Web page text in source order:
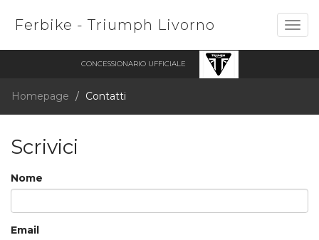
Ferbike - Triumph Livorno
CONCESSIONARIO UFFICIALE
Homepage Contatti
Scrivici
Nome
Email